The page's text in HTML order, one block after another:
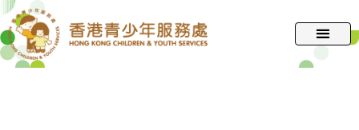
跳
至
主